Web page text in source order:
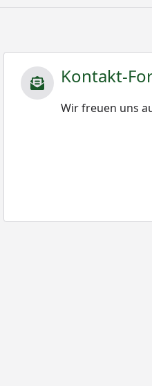
Kontakt-
Wir freuen uns